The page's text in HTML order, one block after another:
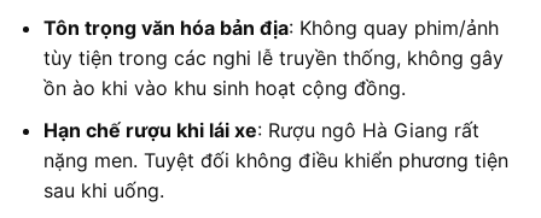
Tôn trọng văn hóa bản địa: Không quay phim/ảnh
tùy tiện trong các nghi lễ truyền thống, không gây
ồn ào khi vào khu sinh hoạt cộng đồng.
Hạn chế rượu khi lái xe: Rượu ngô Hà Giang rất
nặng men. Tuyệt đối không điều khiển phương tiện
sau khi uống.